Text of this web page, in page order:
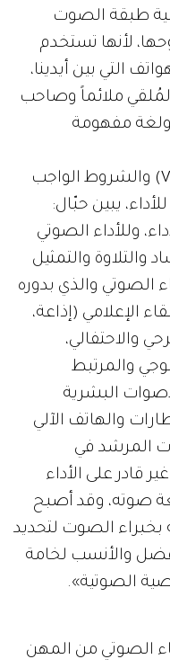
طبقة الصوت
لأنها تستخدم
التي بين أيدينا،
ملائماً وصاحب
مفهومة
وعن الإلقاء الصوتي (Voice Over) والشروط الواجب
يبين حبّال:
وللأداء الصوتي
والتلاوة والتمثيل
الصوتي والذي بدوره
الإعلامي (إذاعة،
والاحتفالي،
والمرتبط
البشرية
والهاتف الآلي
المرشد في
قادر على الأداء
صوته، وقد أصبح
بخبراء الصوت لتحديد
والأنسب لخامة
الصوتية».
الصوتي من المهن